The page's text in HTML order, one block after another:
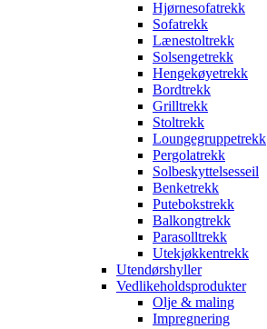
Hjørnesofatrekk
Sofatrekk
Lænestoltrekk
Solsengetrekk
Hengekøyetrekk
Bordtrekk
Grilltrekk
Stoltrekk
Loungegruppetrekk
Pergolatrekk
Solbeskyttelsesseil
Benketrekk
Putebokstrekk
Balkongtrekk
Parasolltrekk
Utekjøkkentrekk
Utendørshyller
Vedlikeholdsprodukter
Olje & maling
Impregnering